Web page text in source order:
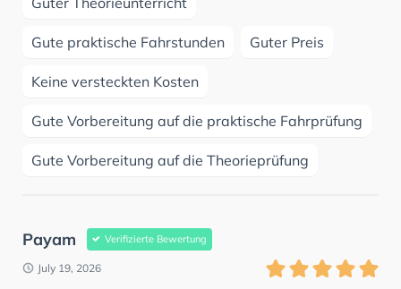
Gute praktische Fahrstunden Guter Preis
Keine versteckten Kosten
Gute Vorbereitung auf die praktische Fahrprüfung
Gute Vorbereitung auf die Theorieprüfung
Payam Verifizierte Bewertung
July 19, 2026